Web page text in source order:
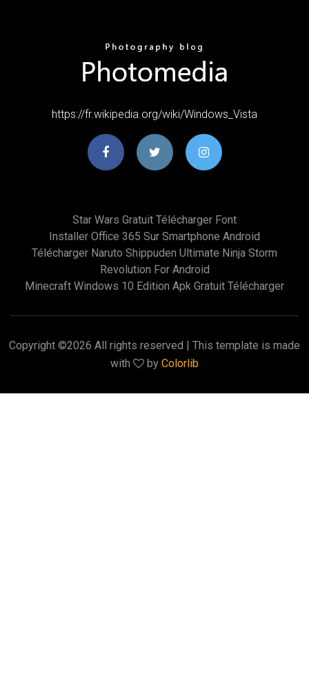
https://fr.wikipedia.org/wiki/Windows_Vista
Star Wars Gratuit Télécharger Font
Installer Office 365 Sur Smartphone Android
Télécharger Naruto Shippuden Ultimate Ninja Storm
Revolution For Android
Minecraft Windows 10 Edition Apk Gratuit Télécharger
Copyright ©2026 All rights reserved | This template is made
with
by Colorlib